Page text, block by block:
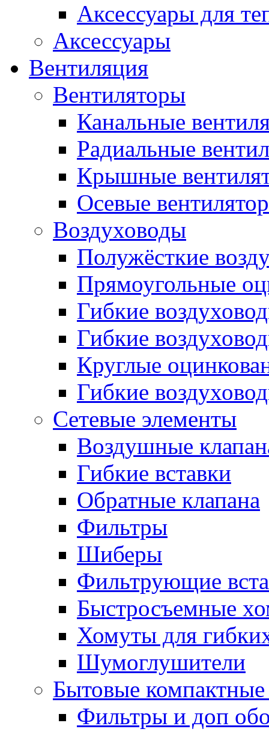
Аксессуары для
Аксессуары
Вентиляция
Вентиляторы
Канальные
Радиальные
Крышные
Осевые
Воздуховоды
Полужёсткие
Прямоугольные
Гибкие
Гибкие
Круглые
Гибкие
Сетевые элементы
Воздушные
Гибкие вставки
Обратные клапана
Фильтры
Шиберы
Фильтрующие
Быстросъемные
Хомуты для
Шумоглушители
Бытовые
Фильтры и доп